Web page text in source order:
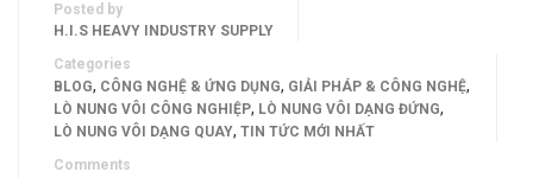
Posted by
H.I.S HEAVY INDUSTRY SUPPLY
Categories
BLOG, CÔNG NGHỆ & ỨNG DỤNG, GIẢI PHÁP & CÔNG NGHỆ,
LÒ NUNG VÔI CÔNG NGHIỆP, LÒ NUNG VÔI DẠNG ĐỨNG,
LÒ NUNG VÔI DẠNG QUAY, TIN TỨC MỚI NHẤT
Comments